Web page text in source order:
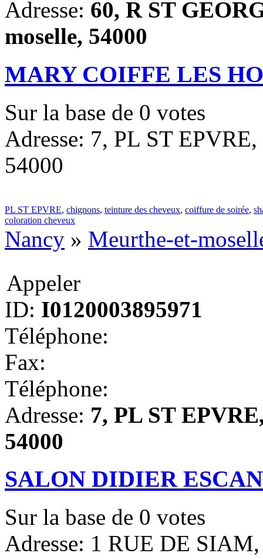
Adresse: 60, R ST
moselle, 54000
MARY COIFFE LES
Sur la base de 0 votes
Adresse: 7, PL ST
54000
PL ST EPVRE, chignons, teinture des cheveux, coiffure de soirée,
coloration cheveux
Nancy » Meurthe-et-
Appeler
ID: I0120003895971
Téléphone:
Fax:
Téléphone:
Adresse: 7, PL ST
54000
SALON DIDIER
Sur la base de 0 votes
Adresse: 1 RUE DE